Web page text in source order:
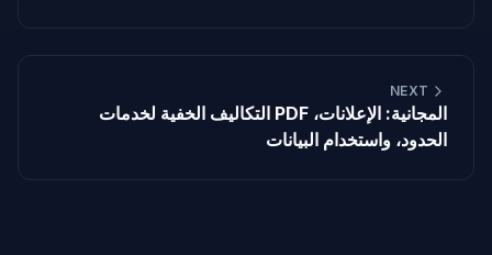
NEXT
التكاليف الخفية لخدمات PDF المجانية: الإعلانات،
الحدود، واستخدام البيانات